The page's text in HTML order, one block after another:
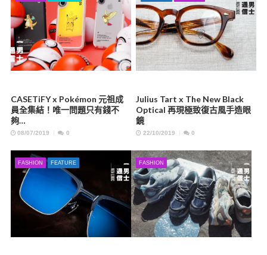
CASETiFY x Pokémon 元祖成
員全集結！唯一問題只有錢不
夠…
08/07/2019 0
Julius Tart x The New Black
Optical 再現極致復古風手造眼
鏡
22/10/2019 0
FASHION FEATURE FASHION